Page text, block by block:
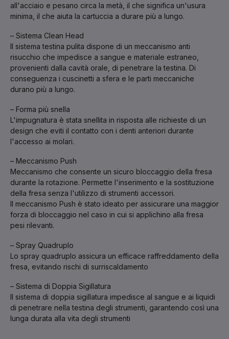
all'acciaio e pesano circa la metà, il che significa un'usura
minima, il che aiuta la cartuccia a durare più a lungo.
– Sistema Clean Head
Il sistema testina pulita dispone di un meccanismo anti
risucchio che impedisce a sangue e materiale estraneo,
provenienti dalla cavità orale, di penetrare la testina. Di
conseguenza i cuscinetti a sfera e le parti meccaniche
durano più a lungo.
– Forma più snella
L'impugnatura è stata snellita in risposta alle richieste di un
design che eviti il ​​contatto con i denti anteriori durante
l'accesso ai molari.
– Meccanismo Push
Meccanismo che consente un sicuro bloccaggio della fresa
durante la rotazione. Permette l'inserimento e la sostituzione
della fresa senza l'utilizzo di strumenti accessori.
Il meccanismo Push è stato ideato per assicurare una maggior
forza di bloccaggio nel caso in cui si applichino alla fresa
pesi rilevanti.
– Spray Quadruplo
Lo spray quadruplo assicura un efficace raffreddamento della
fresa, evitando rischi di surriscaldamento
– Sistema di Doppia Sigillatura
Il sistema di doppia sigillatura impedisce al sangue e ai liquidi
di penetrare nella testina degli strumenti, garantendo così una
lunga durata alla vita degli strumenti